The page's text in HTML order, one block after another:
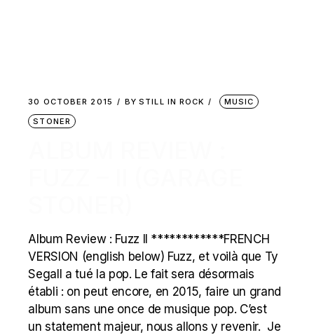
30 OCTOBER 2015 BY STILL IN ROCK
MUSIC
STONER
Album Review : Fuzz II ************FRENCH
VERSION (english below) Fuzz, et voilà que Ty
Segall a tué la pop. Le fait sera désormais
établi : on peut encore, en 2015, faire un grand
album sans une once de musique pop. C’est
un statement majeur, nous allons y revenir. Je